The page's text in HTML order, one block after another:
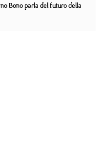
Bono parla del futuro della